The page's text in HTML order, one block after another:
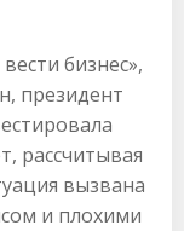
бизнес»,
президент
рассчитывая
вызвана
и плохими